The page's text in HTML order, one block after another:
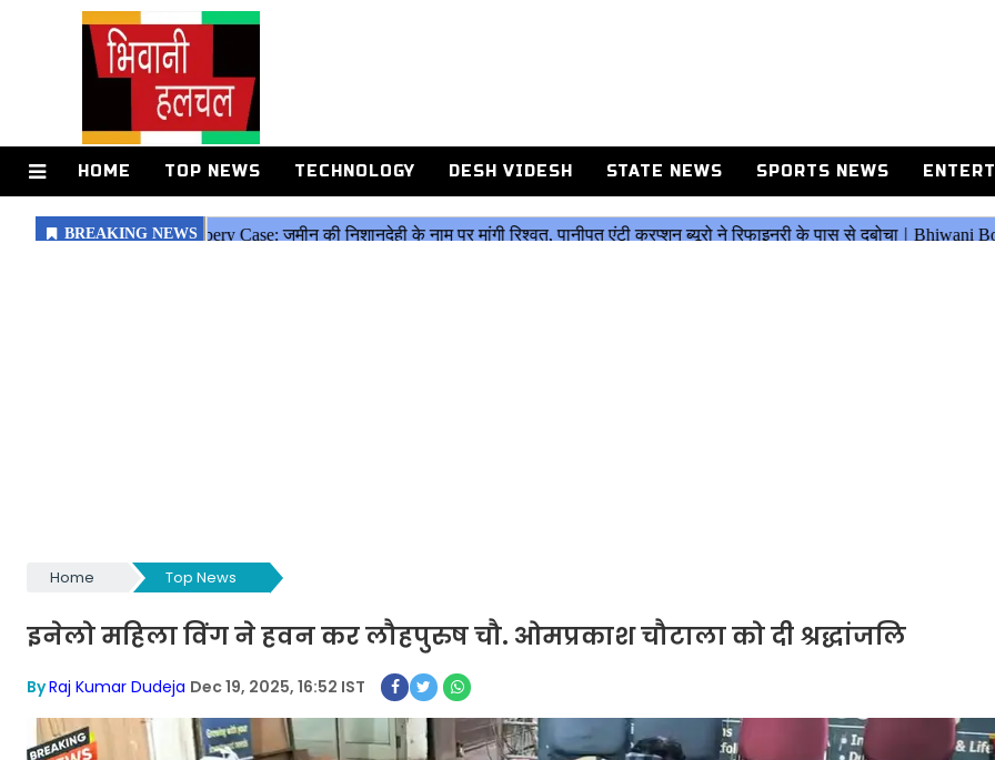
HOME TOP NEWS TECHNOLOGY DESH VIDESH STATE NEWS SPORTS NEWS
Home Top News
इनेलो महिला विंग ने हवन कर लौहपुरुष चौ. ओमप्रकाश चौटाला को दी श्रद्धांजलि
ByRaj Kumar Dudeja Dec 19, 2025, 16:52 IST